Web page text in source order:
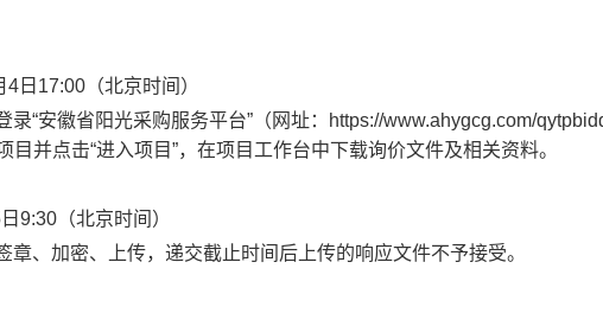
4日17:00 （北京时间）
录“安徽省阳光采购服务平台”（网址：https://www.ahygcg.com/
目并点击“进入项目”，在项目工作台中下载询价文件及相关资料。
日 9:30 （北京时间）
章、加密、上传，递交截止时间后上传的响应文件不予接受。